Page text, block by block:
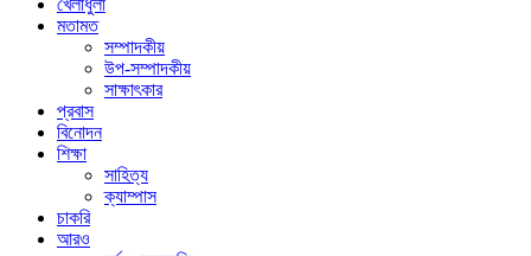
খেলাধুলা
মতামত
সম্পাদকীয়
উপ-সম্পাদকীয়
সাক্ষাৎকার
প্রবাস
বিনোদন
শিক্ষা
সাহিত্য
ক্যাম্পাস
চাকরি
আরও